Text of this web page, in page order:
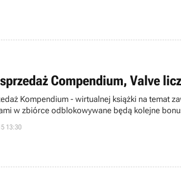
Compendium, Valve
Kompendium - wirtualnej książki na temat
w zbiórce odblokowywane będą kolejne
13:30